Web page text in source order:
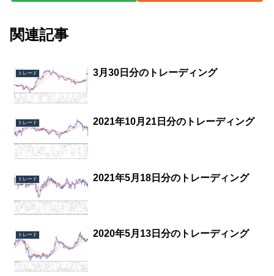
関連記事
トレード 3月30日分のトレーディング
トレード 2021年10月21日分のトレーディング
トレード 2021年5月18日分のトレーディング
トレード 2020年5月13日分のトレーディング